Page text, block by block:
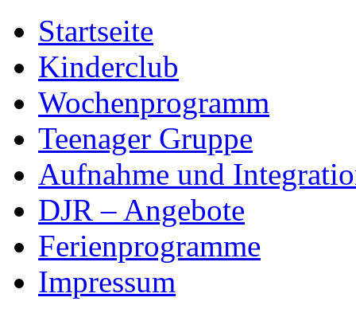
to
contentStartseite
Kinderclub
Wochenprogramm
Teenager Gruppe
Aufnahme und
DJR – Angebote
Ferienprogramme
Impressum